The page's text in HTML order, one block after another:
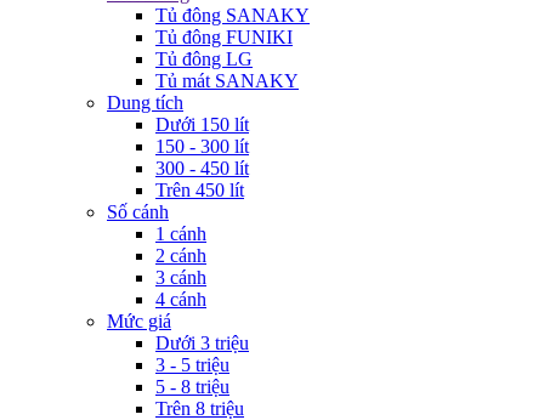
Tủ đông SANAKY
Tủ đông FUNIKI
Tủ đông LG
Tủ mát SANAKY
Dung tích
Dưới 150 lít
150 - 300 lít
300 - 450 lít
Trên 450 lít
Số cánh
1 cánh
2 cánh
3 cánh
4 cánh
Mức giá
Dưới 3 triệu
3 - 5 triệu
5 - 8 triệu
Trên 8 triệu